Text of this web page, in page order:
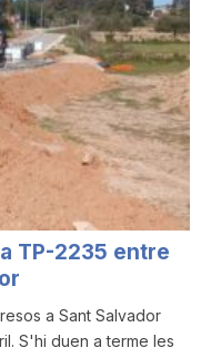
TP-2235 entre
a Sant Salvador
S'hi duen a terme les